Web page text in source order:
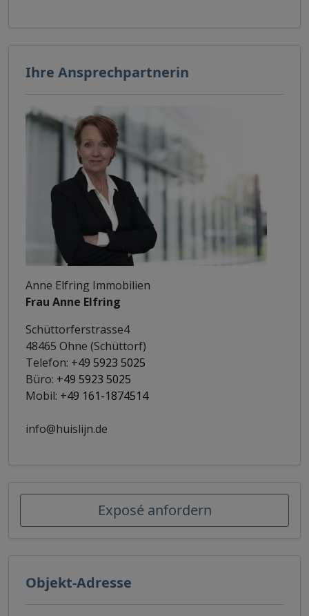
Ihre Ansprechpartnerin
Anne Elfring Immobilien
Frau Anne Elfring
Schüttorferstrasse4
48465 Ohne (Schüttorf)
Telefon: +49 5923 5025
Büro: +49 5923 5025
Mobil: +49 161-1874514
info@huislijn.de
Exposé anfordern
Objekt-Adresse